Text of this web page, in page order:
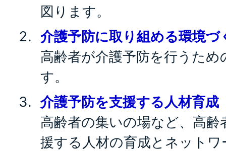
図ります。
介護予防に取り組める環境づ
高齢者が介護予防を行うた
す。
介護予防を支援する人材育成
高齢者の集いの場など、高
援する人材の育成とネット